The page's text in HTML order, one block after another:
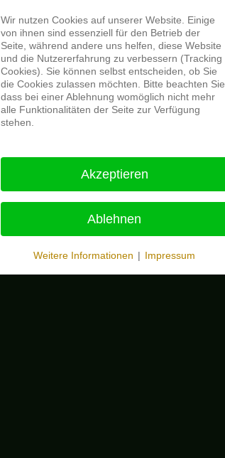
Wir nutzen Cookies auf unserer Website. Einige
von ihnen sind essenziell für den Betrieb der
Seite, während andere uns helfen, diese Website
und die Nutzererfahrung zu verbessern (Tracking
Cookies). Sie können selbst entscheiden, ob Sie
die Cookies zulassen möchten. Bitte beachten Sie,
dass bei einer Ablehnung womöglich nicht mehr
alle Funktionalitäten der Seite zur Verfügung
stehen.
Akzeptieren
Ablehnen
Weitere Informationen | Impressum